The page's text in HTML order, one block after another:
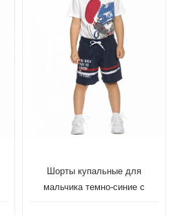
Шорты купальные для
мальчика темно-синие с